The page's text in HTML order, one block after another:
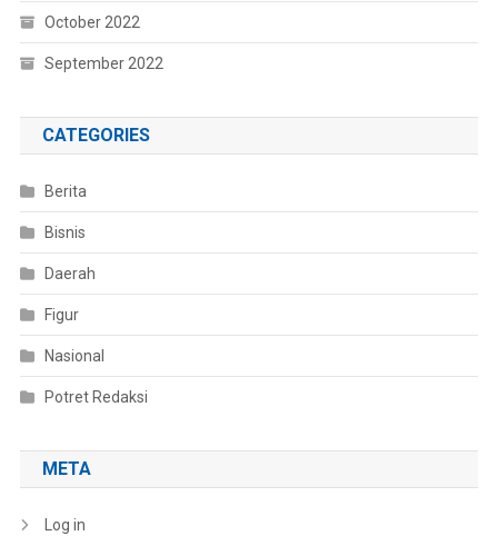
October 2022
September 2022
CATEGORIES
Berita
Bisnis
Daerah
Figur
Nasional
Potret Redaksi
META
Log in